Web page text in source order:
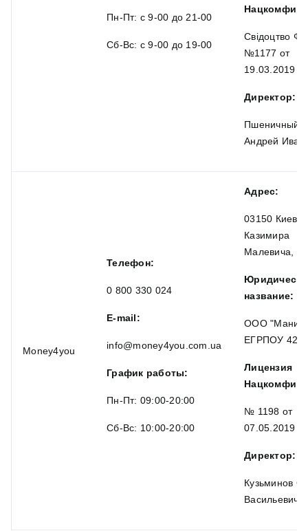
Пн-Пт: с 9-00 до 21-00
Сб-Вс: с 9-00 до 19-00
Свідоцтво ФК
№1177 от
19.03.2019
Директор:
Пшеничный
Андрей
Money4you
Телефон:
0 800 330 024
E-mail:
info@money4you.com.ua
График работы:
Пн-Пт: 09:00-20:00
Сб-Вс: 10:00-20:00
Адрес:
03150 Киев,
Казимира
Малевича,
название:
ООО
ЕГРПОУ
Лицензия
№ 1198 от
07.05.2019
Директор:
Кузьминов
Васильевич